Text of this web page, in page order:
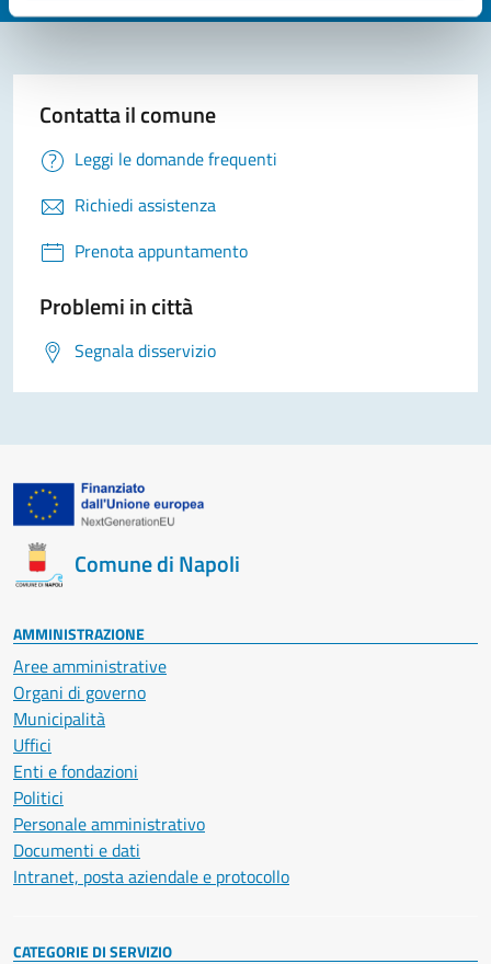
Contatta il comune
Leggi le domande frequenti
Richiedi assistenza
Prenota appuntamento
Problemi in città
Segnala disservizio
Comune di Napoli
AMMINISTRAZIONE
Aree amministrative
Organi di governo
Municipalità
Uffici
Enti e fondazioni
Politici
Personale amministrativo
Documenti e dati
Intranet, posta aziendale e protocollo
CATEGORIE DI SERVIZIO